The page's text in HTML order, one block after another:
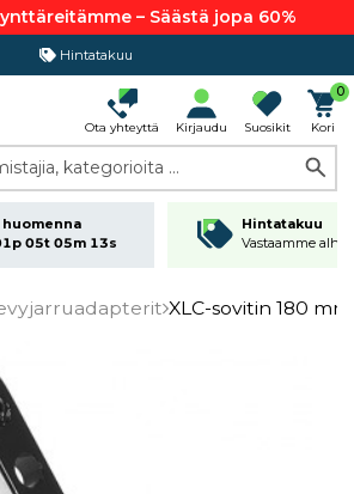
– Säästä jopa 60%
Hintatakuu
Ota yhteyttä Kirjaudu Suosikit
0
Kori
kategorioita ...
huomenna
05t 05m 12s
Hintatakuu
Vastaamme
XLC-sovitin 180